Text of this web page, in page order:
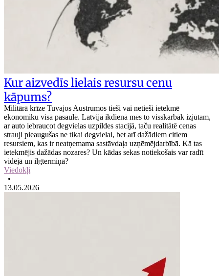
Kur aizvedīs lielais resursu cenu
kāpums?
Militārā krīze Tuvajos Austrumos tieši vai netieši ietekmē
ekonomiku visā pasaulē. Latvijā ikdienā mēs to visskarbāk izjūtam,
ar auto iebraucot degvielas uzpildes stacijā, taču realitātē cenas
strauji pieaugušas ne tikai degvielai, bet arī dažādiem citiem
resursiem, kas ir neatņemama sastāvdaļa uzņēmējdarbībā. Kā tas
ietekmējis dažādas nozares? Un kādas sekas notiekošais var radīt
vidējā un ilgtermiņā?
Viedokļi
•
13.05.2026